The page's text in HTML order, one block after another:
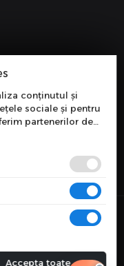
conținutul și
sociale și pentru
partenerilor de
informații cu
Aceștia le
de dvs. sau culese în
Accepta toate